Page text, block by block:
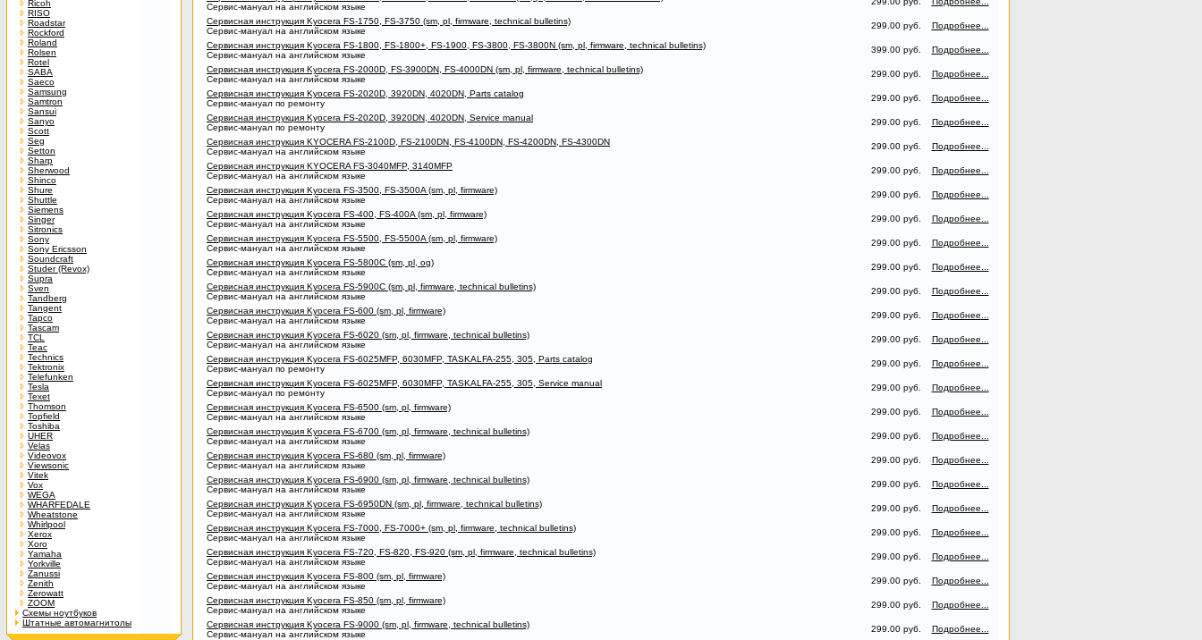
Ricoh
RISO
Roadstar
Rockford
Roland
Rolsen
Rotel
SABA
Saeco
Samsung
Samtron
Sansui
Sanyo
Scott
Seg
Setton
Sharp
Sherwood
Shinco
Shure
Shuttle
Siemens
Singer
Sitronics
Sony
Sony Ericsson
Soundcraft
Studer (Revox)
Supra
Sven
Tandberg
Tangent
Tapco
Tascam
TCL
Teac
Technics
Tektronix
Telefunken
Tesla
Texet
Thomson
Topfield
Toshiba
UHER
Velas
Videovox
Viewsonic
Vitek
Vox
WEGA
WHARFEDALE
Wheatstone
Whirlpool
Xerox
Xoro
Yamaha
Yorkville
Zanussi
Zenith
Zerowatt
ZOOM
Схемы ноутбуков
Штатные автомагнитолы
Сервис-мануал на английском языке
Сервисная инструкция Kyocera FS-1750, FS-3750 (sm, pl, firmware, technical bulletins)
Сервис-мануал на английском языке
299.00 руб.
Подробнее...
Сервисная инструкция Kyocera FS-1800, FS-1800+, FS-1900, FS-3800, FS-3800N (sm, pl, firmware, technical bulletins)
Сервис-мануал на английском языке
399.00 руб.
Подробнее...
Сервисная инструкция Kyocera FS-2000D, FS-3900DN, FS-4000DN (sm, pl, firmware, technical bulletins)
Сервис-мануал на английском языке
299.00 руб.
Подробнее...
Сервисная инструкция Kyocera FS-2020D, 3920DN, 4020DN, Parts catalog
Сервис-мануал по ремонту
299.00 руб.
Подробнее...
Сервисная инструкция Kyocera FS-2020D, 3920DN, 4020DN, Service manual
Сервис-мануал по ремонту
299.00 руб.
Подробнее...
Сервисная инструкция KYOCERA FS-2100D, FS-2100DN, FS-4100DN, FS-4200DN, FS-4300DN
Сервис-мануал на английском языке
299.00 руб.
Подробнее...
Сервисная инструкция KYOCERA FS-3040MFP, 3140MFP
Сервис-мануал на английском языке
299.00 руб.
Подробнее...
Сервисная инструкция Kyocera FS-3500, FS-3500A (sm, pl, firmware)
Сервис-мануал на английском языке
299.00 руб.
Подробнее...
Сервисная инструкция Kyocera FS-400, FS-400A (sm, pl, firmware)
Сервис-мануал на английском языке
299.00 руб.
Подробнее...
Сервисная инструкция Kyocera FS-5500, FS-5500A (sm, pl, firmware)
Сервис-мануал на английском языке
299.00 руб.
Подробнее...
Сервисная инструкция Kyocera FS-5800C (sm, pl, og)
Сервис-мануал на английском языке
299.00 руб.
Подробнее...
Сервисная инструкция Kyocera FS-5900C (sm, pl, firmware, technical bulletins)
Сервис-мануал на английском языке
299.00 руб.
Подробнее...
Сервисная инструкция Kyocera FS-600 (sm, pl, firmware)
Сервис-мануал на английском языке
299.00 руб.
Подробнее...
Сервисная инструкция Kyocera FS-6020 (sm, pl, firmware, technical bulletins)
Сервис-мануал на английском языке
299.00 руб.
Подробнее...
Сервисная инструкция Kyocera FS-6025MFP, 6030MFP, TASKALFA-255, 305, Parts catalog
Сервис-мануал по ремонту
299.00 руб.
Подробнее...
Сервисная инструкция Kyocera FS-6025MFP, 6030MFP, TASKALFA-255, 305, Service manual
Сервис-мануал по ремонту
299.00 руб.
Подробнее...
Сервисная инструкция Kyocera FS-6500 (sm, pl, firmware)
Сервис-мануал на английском языке
299.00 руб.
Подробнее...
Сервисная инструкция Kyocera FS-6700 (sm, pl, firmware, technical bulletins)
Сервис-мануал на английском языке
299.00 руб.
Подробнее...
Сервисная инструкция Kyocera FS-680 (sm, pl, firmware)
Сервис-мануал на английском языке
299.00 руб.
Подробнее...
Сервисная инструкция Kyocera FS-6900 (sm, pl, firmware, technical bulletins)
Сервис-мануал на английском языке
299.00 руб.
Подробнее...
Сервисная инструкция Kyocera FS-6950DN (sm, pl, firmware, technical bulletins)
Сервис-мануал на английском языке
299.00 руб.
Подробнее...
Сервисная инструкция Kyocera FS-7000, FS-7000+ (sm, pl, firmware, technical bulletins)
Сервис-мануал на английском языке
299.00 руб.
Подробнее...
Сервисная инструкция Kyocera FS-720, FS-820, FS-920 (sm, pl, firmware, technical bulletins)
Сервис-мануал на английском языке
299.00 руб.
Подробнее...
Сервисная инструкция Kyocera FS-800 (sm, pl, firmware)
Сервис-мануал на английском языке
299.00 руб.
Подробнее...
Сервисная инструкция Kyocera FS-850 (sm, pl, firmware)
Сервис-мануал на английском языке
299.00 руб.
Подробнее...
Сервисная инструкция Kyocera FS-9000 (sm, pl, firmware, technical bulletins)
Сервис-мануал на английском языке
299.00 руб.
Подробнее...